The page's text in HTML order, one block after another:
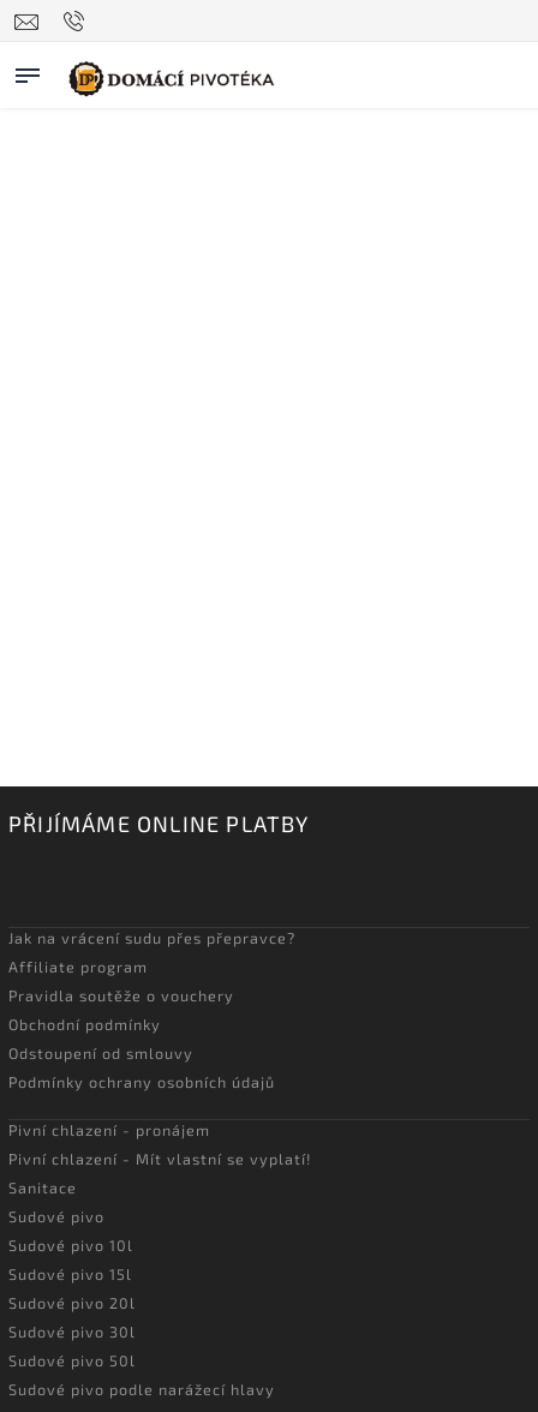
PŘIJÍMÁME ONLINE PLATBY
Jak na vrácení sudu přes přepravce?
Affiliate program
Pravidla soutěže o vouchery
Obchodní podmínky
Odstoupení od smlouvy
Podmínky ochrany osobních údajů
Pivní chlazení - pronájem
Pivní chlazení - Mít vlastní se vyplatí!
Sanitace
Sudové pivo
Sudové pivo 10l
Sudové pivo 15l
Sudové pivo 20l
Sudové pivo 30l
Sudové pivo 50l
Sudové pivo podle narážecí hlavy